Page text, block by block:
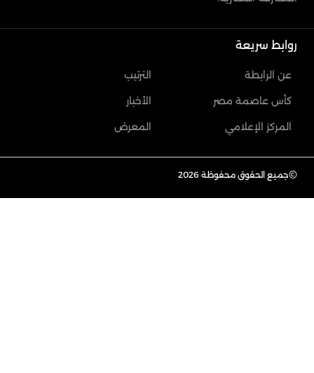
روابط سريعة
عن الرابطة الترتيب
كأس عاصمة مصر الأخبار
المركز الإعلامي المعرض
©جميع الحقوق محفوظة 2026